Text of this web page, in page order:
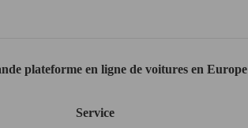
plateforme en ligne de voitures en Europe
Service